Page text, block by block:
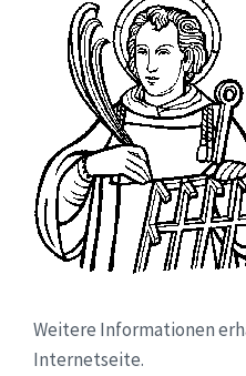
Weitere Informationen
Internetseite.